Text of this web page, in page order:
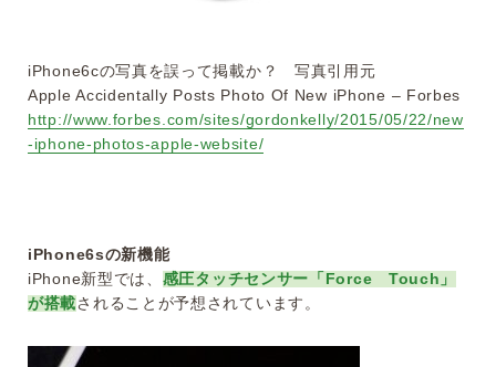
iPhone6cの写真を誤って掲載か？ 写真引用元
Apple Accidentally Posts Photo Of New iPhone – Forbes
http://www.forbes.com/sites/gordonkelly/2015/05/22/new
-iphone-photos-apple-website/
iPhone6sの新機能
iPhone新型では、 感圧タッチセンサー「Force Touch」
が搭載されることが予想されています。